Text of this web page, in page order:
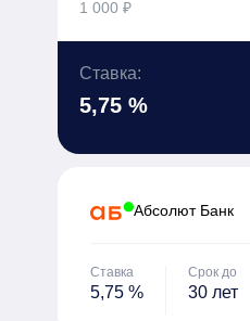
1 000 ₽
Ставка:
5,75 %
Абсолют Банк
Ставка
5,75 %
Срок до
30 лет